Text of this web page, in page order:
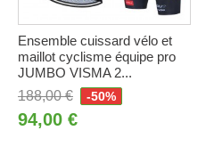
Ensemble cuissard vélo et
maillot cyclisme équipe pro
JUMBO VISMA 2...
188,00 €
-50%
94,00 €